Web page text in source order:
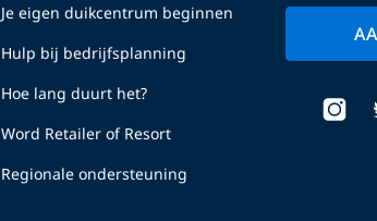
Je eigen duikcentrum beginnen
Hulp bij bedrijfsplanning
Hoe lang duurt het?
Word Retailer of Resort
Regionale ondersteuning